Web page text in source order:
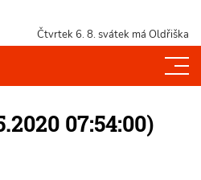
Čtvrtek 6. 8. svátek má Oldřiška
07:54:00)